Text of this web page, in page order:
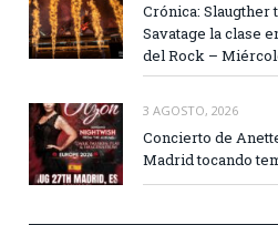
Crónica: Slaugther
Savatage la clase
del Rock –
3 AGOSTO, 2026
Concierto de
Madrid tocando